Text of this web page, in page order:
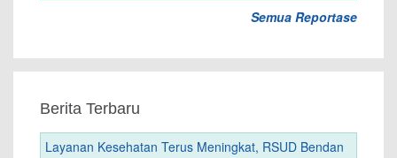
Semua Reportase
Berita Terbaru
Layanan Kesehatan Terus Meningkat, RSUD Bendan